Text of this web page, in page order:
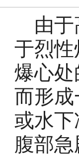
由于
于烈
爆心
而形
或水
腹部